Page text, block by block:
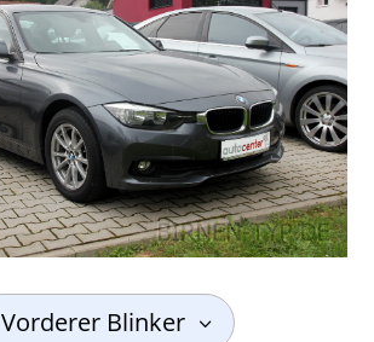
Vorderer Blinker